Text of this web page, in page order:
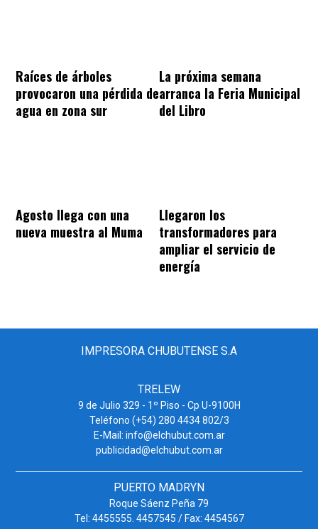
Raíces de árboles
provocaron una pérdida de
agua en zona sur
La próxima semana
arranca la Feria Municipal
del Libro
Agosto llega con una
nueva muestra al Muma
Llegaron los
transformadores para
ampliar el servicio de
energía
IMPRESORA CHUBUTENSE S.A
TRELEW
9 de Julio 329 - 1º Piso - Cp U-9100H
Teléfono (+54) 280 4434 802/3
E-Mail: info@elchubut.com.ar
publicidad@elchubut.com.ar
PUERTO MADRYN
Roque Sáenz Peña 79
Tel: 4455555. 4457545 / Fax: 4454567